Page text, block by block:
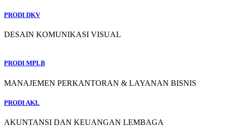
PRODI DKV
DESAIN KOMUNIKASI VISUAL
PRODI MPLB
MANAJEMEN PERKANTORAN & LAYANAN BISNIS
PRODI AKL
AKUNTANSI DAN KEUANGAN LEMBAGA